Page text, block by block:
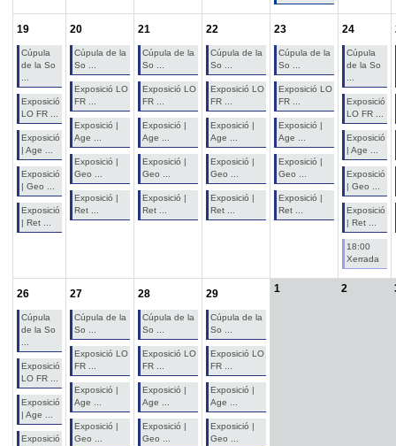
19
Cúpula
de la So
Exposició
LO FR ...
Exposició
| Age ...
Exposició
| Geo ...
Exposició
| Ret ...
20
Cúpula de la
So ...
Exposició LO
FR ...
Exposició |
Age ...
Exposició |
Geo ...
Exposició |
Ret ...
21
Cúpula de la
So ...
Exposició LO
FR ...
Exposició |
Age ...
Exposició |
Geo ...
Exposició |
Ret ...
22
Cúpula de la
So ...
Exposició LO
FR ...
Exposició |
Age ...
Exposició |
Geo ...
Exposició |
Ret ...
23
Cúpula de la
So ...
Exposició LO
FR ...
Exposició |
Age ...
Exposició |
Geo ...
Exposició |
Ret ...
24
Cúpula
de la So
Exposició
LO FR ...
Exposició
| Age ...
Exposició
| Geo ...
Exposició
| Ret ...
18:00
Xerrada
26
Cúpula
de la So
Exposició
LO FR ...
Exposició
| Age ...
Exposició
27
Cúpula de la
So ...
Exposició LO
FR ...
Exposició |
Age ...
Exposició |
Geo ...
28
Cúpula de la
So ...
Exposició LO
FR ...
Exposició |
Age ...
Exposició |
Geo ...
29
Cúpula de la
So ...
Exposició LO
FR ...
Exposició |
Age ...
Exposició |
Geo ...
1 2